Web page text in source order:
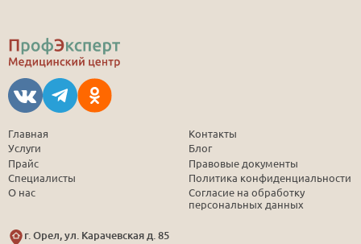
Главная
Услуги
Прайс
Специалисты
О нас
Контакты
Блог
Правовые документы
Политика конфиденциальности
Согласие на обработку
персональных данных
г. Орел, ул. Карачевская д. 85